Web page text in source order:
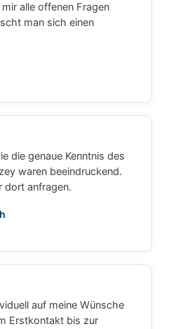
alle offenen Fragen
man sich einen
die genaue Kenntnis des
waren beeindruckend.
dort anfragen.
auf meine Wünsche
Erstkontakt bis zur